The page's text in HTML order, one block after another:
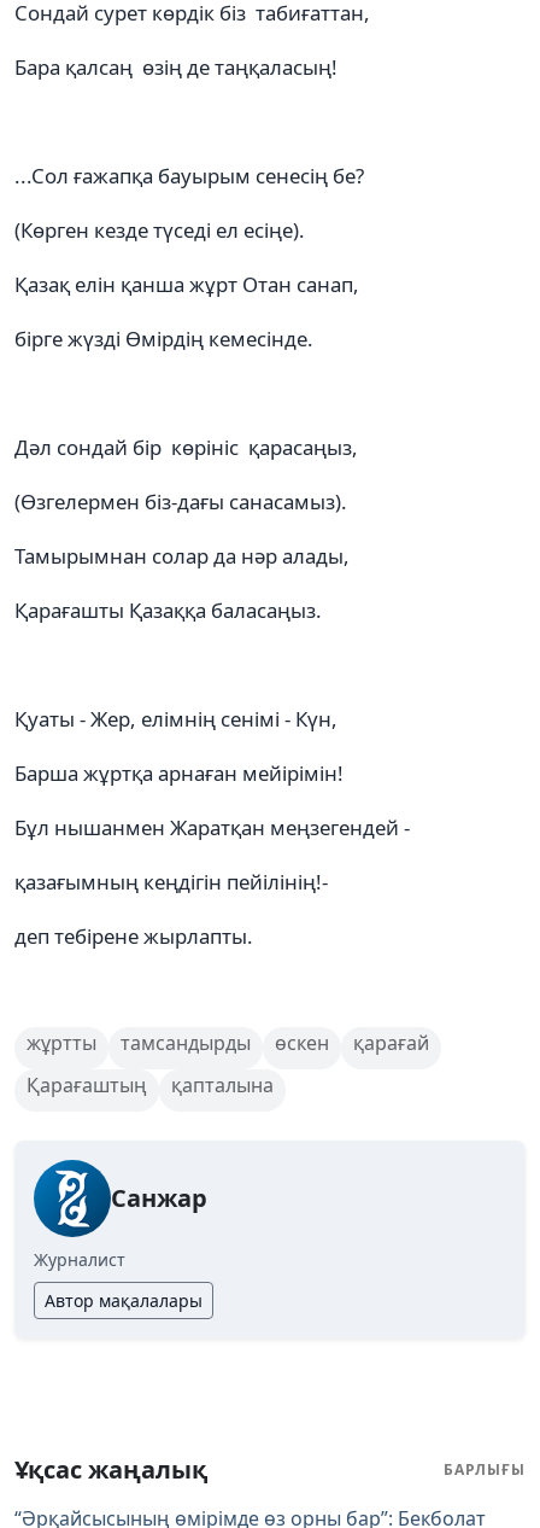
Сондай сурет көрдік біз табиғаттан,
Бара қалсаң өзің де таңқаласың!
...Сол ғажапқа бауырым сенесің бе?
(Көрген кезде түседі ел есіңе).
Қазақ елін қанша жұрт Отан санап,
бірге жүзді Өмірдің кемесінде.
Дәл сондай бір көрініс қарасаңыз,
(Өзгелермен біз-дағы санасамыз).
Тамырымнан солар да нәр алады,
Қарағашты Қазаққа баласаңыз.
Қуаты - Жер, елімнің сенімі - Күн,
Барша жұртқа арнаған мейірімін!
Бұл нышанмен Жаратқан меңзегендей -
қазағымның кеңдігін пейілінің!-
деп тебірене жырлапты.
жұртты тамсандырды өскен
қарағай
Қарағаштың
қапталына
Санжар
Журналист
Автор мақалалары
Ұқсас жаңалық БАРЛЫҒЫ
“Әрқайсысының өмірімде өз орны бар”: Бекболат